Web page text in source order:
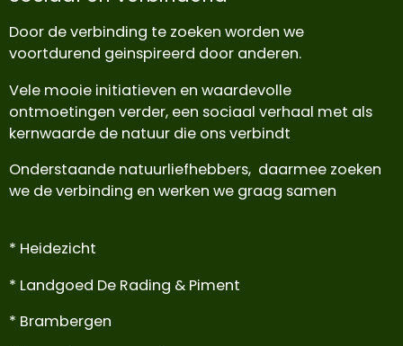
Door de verbinding te zoeken worden we
voortdurend geinspireerd door anderen.
Vele mooie initiatieven en waardevolle
ontmoetingen verder, een sociaal verhaal met als
kernwaarde de natuur die ons verbindt
Onderstaande natuurliefhebbers, daarmee zoeken
we de verbinding en werken we graag samen
* Heidezicht
* Landgoed De Rading & Piment
* Brambergen